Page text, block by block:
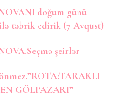
doğum günü
təbrik edirik (7 Avqust)
şeirlər
GÖLPAZARI”